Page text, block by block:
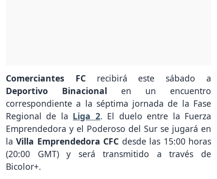
Comerciantes FCrecibirá este sábado a
Deportivo Binacional en un encuentro
correspondiente a la séptima jornada de la Fase
Regional de la Liga 2. El duelo entre la Fuerza
Emprendedora y el Poderoso del Sur se jugará en
laVilla Emprendedora CFC desde las 15:00 horas
(20:00 GMT) y será transmitido a través de
Bicolor+.